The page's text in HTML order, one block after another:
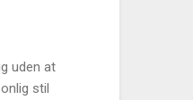
uden at
stil